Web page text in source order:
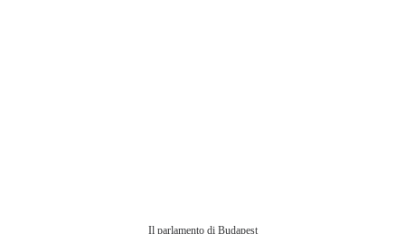
Il parlamento di Budapest